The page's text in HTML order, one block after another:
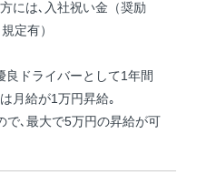
には､入社祝い金（奨励
定有）
良ドライバーとして1年間
月給が1万円昇給｡
で､最大で5万円の昇給が可